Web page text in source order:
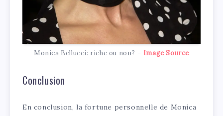
Monica Bellucci: riche ou non? – Image Source
Conclusion
En conclusion, la fortune personnelle de Monica